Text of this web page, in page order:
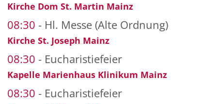
Kirche Dom St. Martin Mainz
08:30 Hl. Messe (Alte Ordnung)
Kirche St. Joseph Mainz
08:30 Eucharistiefeier
Kapelle Marienhaus Klinikum Mainz
08:30 Eucharistiefeier